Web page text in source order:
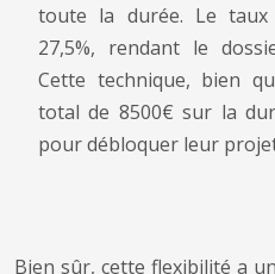
toute la durée. Le taux
27,5%, rendant le
Cette technique, bien
total de 8500€ sur la
pour débloquer leur
Bien sûr, cette flexibilité a